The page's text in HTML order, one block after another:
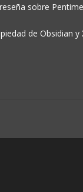
sobre
de Obsidian